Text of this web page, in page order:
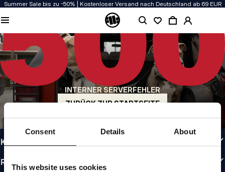
Consent Details About
This website uses cookies
Summer Sale bis zu -50% | Kostenloser Versand nach Deutschland ab 69 EUR
INTERNER SERVERFEHLER
ZURÜCK ZUR STARTSEITE
QUALITÄT HAT BEI UNS PRIORITÄT
Unsere Kleidung wird mit Leidenschaft produziert. Bei Haltbarkeit, Langlebigkeit
der Materialien und Details machen wir keine Kompromisse.
US ORIGIN
Unsere Wurzeln reichen zurück ins San Diego der frühen 90er. Unser Stil ist roh,
authentisch und kompromisslos.
MARKE MIT CHARAKTER
Unsere Kollektionen tragen Sportler, Kämpfer und eigensinnige Individualisten
INFO
KUNDENBEREICH
RICHTLINIEN